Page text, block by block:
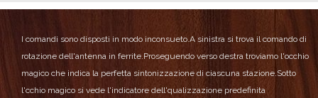
I comandi sono disposti in modo inconsueto.A sinistra si trova il comando di
rotazione dell'antenna in ferrite.Proseguendo verso destra troviamo l'occhio
magico che indica la perfetta sintonizzazione di ciascuna stazione.Sotto
l'cchio magico si vede l'indicatore dell'qualizzazione predefinita